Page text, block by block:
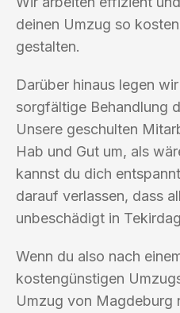
deinen Umzug so
gestalten.
Darüber hinaus legen
sorgfältige Behandlung
Unsere geschulten
Hab und Gut um, als
kannst du dich
darauf verlassen, dass
unbeschädigt in
Wenn du also nach
kostengünstigen
Umzug von Magdeburg